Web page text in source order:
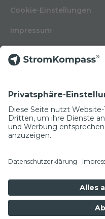
NEWSLETTER
Cookie-Einstellungen
Impressum
Kontakt
Glossar